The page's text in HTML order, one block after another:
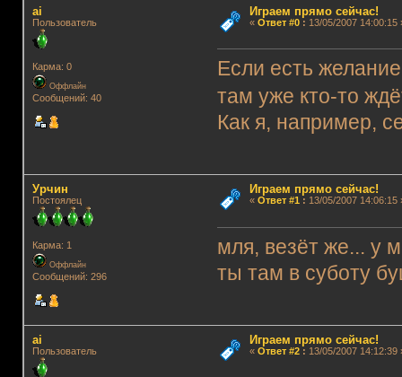
ai
Пользователь
Карма: 0
Оффлайн
Сообщений: 40
Играем прямо сейчас!
« Ответ #0: 13/05/2007 14:00:15
Если есть
там уже кто-то
Как я, например,
Урчин
Постоялец
Карма: 1
Оффлайн
Сообщений: 296
Играем прямо сейчас!
« Ответ #1 : 13/05/2007 14:06:15
мля, везёт же... у
ты там в суботу
ai
Пользователь
Играем прямо сейчас!
« Ответ #2: 13/05/2007 14:12:39